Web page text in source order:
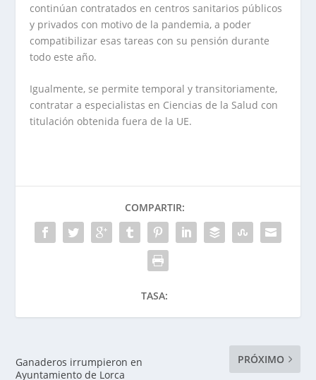
continúan contratados en centros sanitarios públicos
y privados con motivo de la pandemia, a poder
compatibilizar esas tareas con su pensión durante
todo este año.
Igualmente, se permite temporal y transitoriamente,
contratar a especialistas en Ciencias de la Salud con
titulación obtenida fuera de la UE.
COMPARTIR:
TASA:
Ganaderos irrumpieron en
Ayuntamiento de Lorca
PRÓXIMO